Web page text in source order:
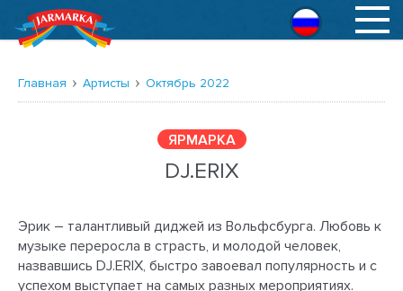
Русский
Главная Артисты Октябрь 2022
ЯРМАРКА
DJ.ERIX
Эрик – талантливый диджей из Вольфсбурга. Любовь к
музыке переросла в страсть, и молодой человек,
назвавшись DJ.ERIX, быстро завоевал популярность и с
успехом выступает на самых разных мероприятиях.